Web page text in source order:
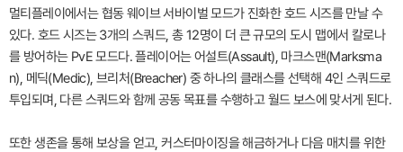
멀티플레이에서는 협동 웨이브 서바이벌 모드가 진화한 호드 시즈를 만날 수
있다. 호드 시즈는 3개의 스쿼드, 총 12명이 더 큰 규모의 도시 맵에서 칼로나
를 방어하는 PvE 모드다. 플레이어는 어설트(Assault), 마크스맨(Marksma
n), 메딕(Medic), 브리처(Breacher) 중 하나의 클래스를 선택해 4인 스쿼드로
투입되며, 다른 스쿼드와 함께 공동 목표를 수행하고 월드 보스에 맞서게 된다.
또한 생존을 통해 보상을 얻고, 커스터마이징을 해금하거나 다음 매치를 위한